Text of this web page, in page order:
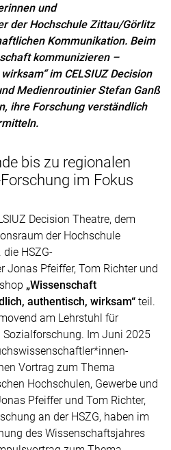
und
der Hochschule Zittau/Görlitz
Kommunikation. Beim
kommunizieren –
im CELSIUZ Decision
Medienroutinier Stefan Ganß
ihre Forschung verständlich
bis zu regionalen
im Fokus
Decision Theatre, dem
der Hochschule
HSZG-
Jonas Pfeiffer, Tom Richter und
„Wissenschaft
authentisch, wirksam“ teil.
am Lehrstuhl für
Im Juni 2025
Vortrag zum Thema
Hochschulen, Gewerbe und
Pfeiffer und Tom Richter,
an der HSZG, haben im
des Wissenschaftsjahres